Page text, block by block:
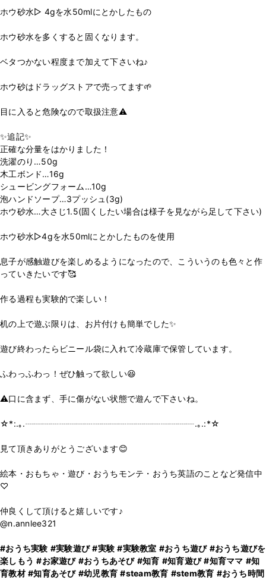
ホウ砂水▷ 4gを水50mlにとかしたもの
ホウ砂水を多くすると固くなります。
ベタつかない程度まで加えて下さいね♪
ホウ砂はドラッグストアで売ってます🌱
目に入ると危険なので取扱注意⚠︎
✨追記✨
正確な分量をはかりました！
洗濯のり…50g
木工ボンド…16g
シュービングフォーム…10g
泡ハンドソープ…3プッシュ(3g)
ホウ砂水…大さじ1.5(固くしたい場合は様子を見ながら足して下さい)
ホウ砂水▷4gを水50mlにとかしたものを使用
息子が感触遊びを楽しめるようになったので、こういうのも色々と作
っていきたいです🥰
作る過程も実験的で楽しい！
机の上で遊ぶ限りは、お片付けも簡単でした✨
遊び終わったらビニール袋に入れて冷蔵庫で保管しています。
ふわっふわっ！ぜひ触って欲しい😆
⚠️口に含まず、手に傷がない状態で遊んで下さいね。
☆*:.｡.┈┈┈┈┈┈┈┈┈┈┈┈┈┈┈┈┈┈┈┈.｡.:*☆
見て頂きありがとうございます😊
絵本・おもちゃ・遊び・おうちモンテ・おうち英語のことなど発信中
♡
仲良くして頂けると嬉しいです♪
@n.annlee321
#おうち実験 #実験遊び #実験 #実験教室 #おうち遊び #おうち遊びを
楽しもう #お家遊び #おうちあそび #知育 #知育遊び #知育ママ #知
育教材 #知育あそび #幼児教育 #steam教育 #stem教育 #おうち時間